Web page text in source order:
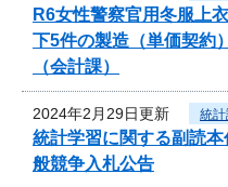
R6女性警察官用冬服上
下5件の製造（単価契約
（会計課）
2024年2月29日更新 統
統計学習に関する副読
般競争入札公告